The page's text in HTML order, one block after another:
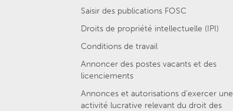
Saisir des publications FOSC
Droits de propriété intellectuelle (IPI)
Conditions de travail
Annoncer des postes vacants et des
licenciements
Annonces et autorisations d’exercer une
activité lucrative relevant du droit des